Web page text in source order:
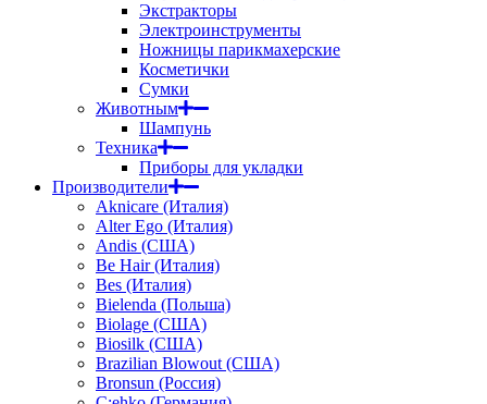
Экстракторы
Электроинструменты
Ножницы парикмахерские
Косметички
Сумки
Животным
Шампунь
Техника
Приборы для укладки
Производители
Aknicare (Италия)
Alter Ego (Италия)
Andis (США)
Be Hair (Италия)
Bes (Италия)
Bielenda (Польша)
Biolage (США)
Biosilk (США)
Brazilian Blowout (США)
Bronsun (Россия)